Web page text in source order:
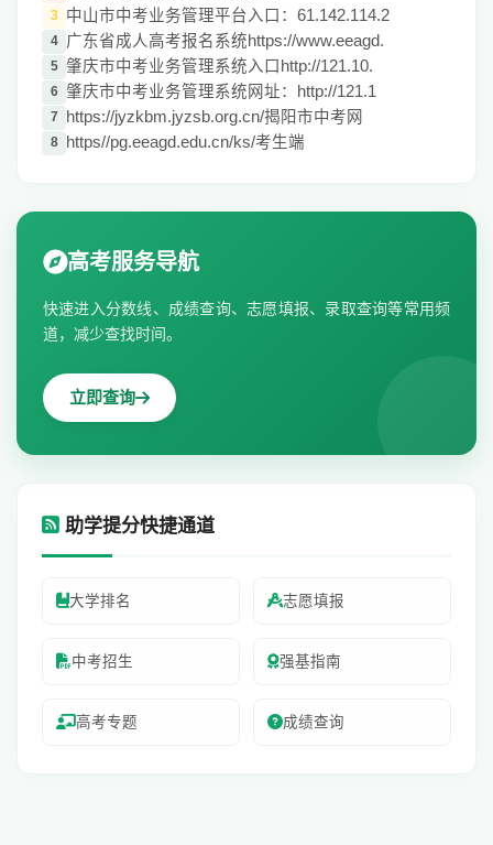
3 中山市中考业务管理平台入口：61.142.114.2
4 广东省成人高考报名系统https://www.eeagd.
5 肇庆市中考业务管理系统入口http://121.10.
6 肇庆市中考业务管理系统网址：http://121.1
7 https://jyzkbm.jyzsb.org.cn/揭阳市中考网
8 https//pg.eeagd.edu.cn/ks/考生端
高考服务导航
快速进入分数线、成绩查询、志愿填报、录取查询等常用频
道，减少查找时间。
立即查询
助学提分快捷通道
大学排名 志愿填报
中考招生 强基指南
高考专题 成绩查询